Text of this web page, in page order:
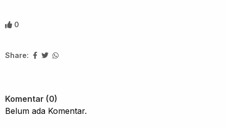
0
Share:
Komentar (0)
Belum ada Komentar.